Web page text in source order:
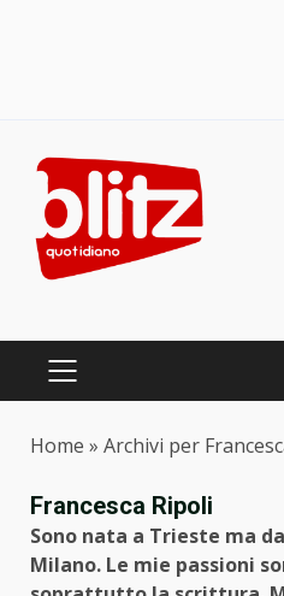
content
PRIMARY
Home » Archivi per
Francesca Ripoli
Sono nata a Trieste ma
Milano. Le mie passioni